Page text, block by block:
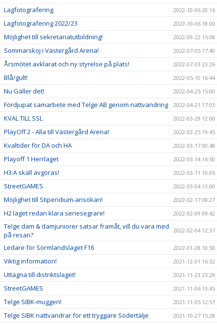
Lagfotografering
2022-10-06 20:16
Lagfotografering 2022/23 2022-10-06 18:00
Möjlighet till sekretariatutbildning! 2022-09-22 15:08
Sommarskoj i Västergård Arena! 2022-07-05 17:40
Årsmötet avklarat och ny styrelse på plats! 2022-07-03 23:26
Blå/gult! 2022-05-10 16:44
Nu Gäller det! 2022-04-25 15:00
Fördjupat samarbete med Telge AB genom nattvandring 2022-04-21 17:03
KVAL TILL SSL 2022-03-29 12:00
PlayOff 2 - Alla till Västergård Arena! 2022-03-25 19:45
Kvaltider för DA och HA 2022-03-17 00:48
Playoff 1 Herrlaget 2022-03-14 16:50
H3:A skall avgöras! 2022-03-11 10:06
StreetGAMES 2022-03-04 13:00
Möjlighet till Stipendium-ansökan! 2022-02-17 08:27
H2 laget redan klara seriesegrare! 2022-02-09 09:42
Telge dam & damjuniorer satsar framåt, vill du vara med
på resan?
2022-02-04 12:37
Ledare för Sörmlandslaget F16 2022-01-28 10:50
Viktig information! 2021-12-01 16:32
Uttagna till distriktslaget! 2021-11-23 23:29
StreetGAMES 2021-11-06 13:45
Telge SIBK-muggen! 2021-11-05 12:57
Telge SIBK nattvandrar för ett tryggare Södertälje 2021-10-27 15:28